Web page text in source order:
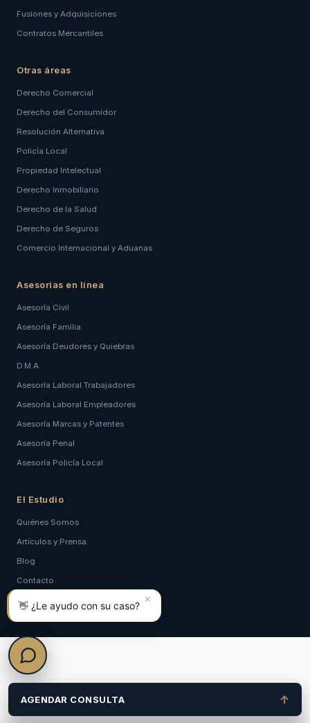
Fusiones y Adquisiciones
Contratos Mercantiles
Otras áreas
Derecho Comercial
Derecho del Consumidor
Resolución Alternativa
Policía Local
Propiedad Intelectual
Derecho Inmobiliario
Derecho de la Salud
Derecho de Seguros
Comercio Internacional y Aduanas
Asesorías en línea
Asesoría Civil
Asesoría Familia
Asesoría Deudores y Quiebras
D.M.A.
Asesoría Laboral Trabajadores
Asesoría Laboral Empleadores
Asesoría Marcas y Patentes
Asesoría Penal
Asesoría Policía Local
El Estudio
Quiénes Somos
Artículos y Prensa
Blog
Contacto
Política de Privacidad
×
👋 ¿Le ayudo con su caso?
AGENDAR CONSULTA ↑